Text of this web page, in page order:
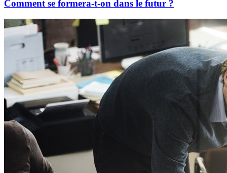
Comment se formera-t-on dans le futur ?